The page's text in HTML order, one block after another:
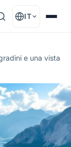
IT
e una vista